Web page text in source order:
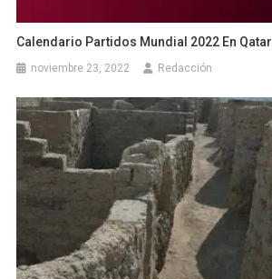
Calendario Partidos Mundial 2022 En Qatar
noviembre 23, 2022 Redacción